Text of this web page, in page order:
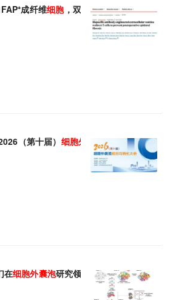
成纤维细胞，双抗工程化细胞外囊泡
（第十届） 细胞外 囊泡前沿与转化大会
在细胞外囊泡研究领域取得的新成果！